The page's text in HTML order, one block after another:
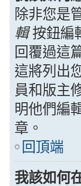
除非您是
輯按鈕編
回覆過這
這將列出
員和版主
明他們編
章。
回頂端
我該如何